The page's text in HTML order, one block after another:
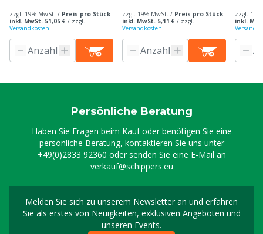
zzgl. 19% MwSt. / Preis pro Stück
inkl. MwSt. 51,05 € / zzgl.
Versandkosten
zzgl. 19% MwSt. / Preis pro Stück
inkl. MwSt. 5,11 € / zzgl.
Versandkosten
zzgl.
inkl.
Persönliche Beratung
Haben Sie Fragen beim Kauf oder benötigen Sie eine
persönliche Beratung, kontaktieren Sie uns unter
+49(0)2833 92360 oder senden Sie eine E-Mail an
verkauf@schippers.eu
Melden Sie sich zu unserem Newsletter an und erfahren
Sie als erstes von Neuigkeiten, exklusiven Angeboten und
unseren Events.
Melden Sie sich für